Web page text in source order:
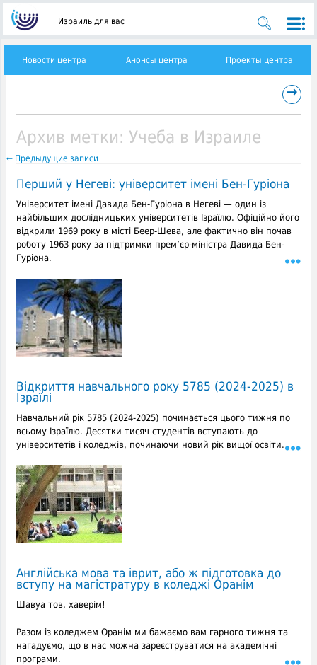
Израиль для вас
Новости центра Анонсы центра Проекты центра
→
Архив метки: Учеба в Израиле
←Предыдущие записи
Перший у Негеві: університет імені Бен-Гуріона
Університет імені Давида Бен-Гуріона в Негеві — один із
найбільших дослідницьких університетів Ізраїлю. Офіційно його
відкрили 1969 року в місті Беер-Шева, але фактично він почав
роботу 1963 року за підтримки прем’єр-міністра Давида Бен-
Гуріона.
Відкриття навчального року 5785 (2024-2025) в
Ізраїлі
Навчальний рік 5785 (2024-2025) починається цього тижня по
всьому Ізраїлю. Десятки тисяч студентів вступають до
університетів і коледжів, починаючи новий рік вищої освіти.
Англійська мова та іврит, або ж підготовка до
вступу на магістратуру в коледжі Оранім
Шавуа тов, хаверім!
Разом із коледжем Оранім ми бажаємо вам гарного тижня та
нагадуємо, що в нас можна зареєструватися на академічні
програми.